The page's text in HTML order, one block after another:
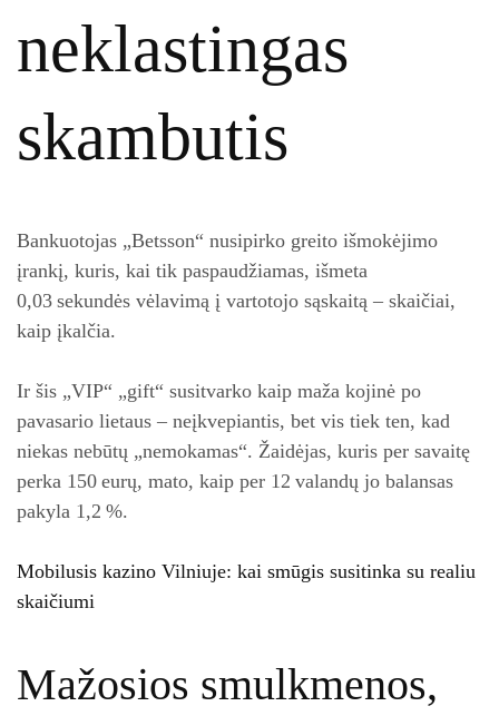
neklastingas
skambutis
Bankuotojas „Betsson“ nusipirko greito išmokėjimo
įrankį, kuris, kai tik paspaudžiamas, išmeta
0,03 sekundės vėlavimą į vartotojo sąskaitą – skaičiai,
kaip įkalčia.
Ir šis „VIP“ „gift“ susitvarko kaip maža kojinė po
pavasario lietaus – neįkvepiantis, bet vis tiek ten, kad
niekas nebūtų „nemokamas“. Žaidėjas, kuris per savaitę
perka 150 eurų, mato, kaip per 12 valandų jo balansas
pakyla 1,2 %.
Mobilusis kazino Vilniuje: kai smūgis susitinka su realiu
skaičiumi
Mažosios smulkmenos,